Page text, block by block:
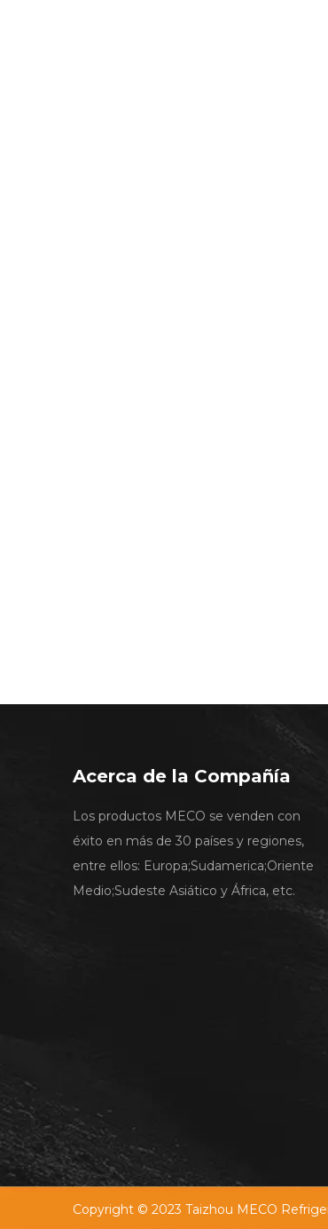
Acerca de la Compañía
Los productos MECO se venden con
éxito en más de 30 países y regiones,
entre ellos: Europa;Sudamerica;Oriente
Medio;Sudeste Asiático y África, etc.
Copyright © 2023 Taizhou MECO